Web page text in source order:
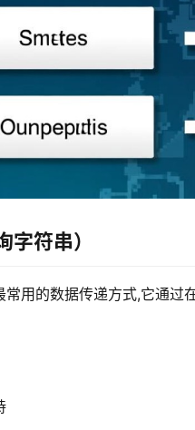
符串）
用的数据传递方式,它通过